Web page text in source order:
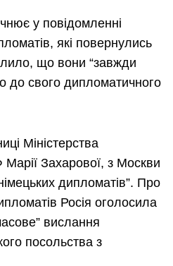
у повідомленні
які повернулись
що вони “завжди
до свого дипломатичного
Міністерства
Захарової, з Москви
дипломатів”. Про
Росія оголосила
вислання
посольства з